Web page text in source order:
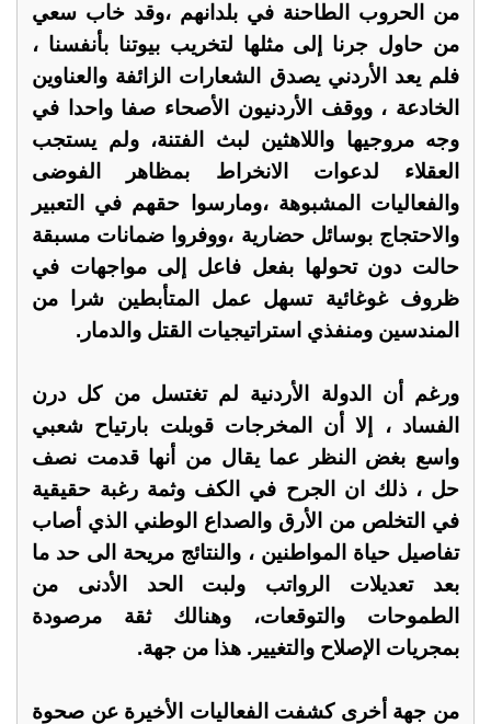
من الحروب الطاحنة في بلدانهم ،وقد خاب سعي
من حاول جرنا إلى مثلها لتخريب بيوتنا بأنفسنا ،
فلم يعد الأردني يصدق الشعارات الزائفة والعناوين
الخادعة ، ووقف الأردنيون الأصحاء صفا واحدا في
وجه مروجيها واللاهثين لبث الفتنة، ولم يستجب
العقلاء لدعوات الانخراط بمظاهر الفوضى
والفعاليات المشبوهة ،ومارسوا حقهم في التعبير
والاحتجاج بوسائل حضارية ،ووفروا ضمانات مسبقة
حالت دون تحولها بفعل فاعل إلى مواجهات في
ظروف غوغائية تسهل عمل المتأبطين شرا من
المندسين ومنفذي استراتيجيات القتل والدمار.
ورغم أن الدولة الأردنية لم تغتسل من كل درن
الفساد ، إلا أن المخرجات قوبلت بارتياح شعبي
واسع بغض النظر عما يقال من أنها قدمت نصف
حل ، ذلك ان الجرح في الكف وثمة رغبة حقيقية
في التخلص من الأرق والصداع الوطني الذي أصاب
تفاصيل حياة المواطنين ، والنتائج مريحة الى حد ما
بعد تعديلات الرواتب ولبت الحد الأدنى من
الطموحات والتوقعات، وهنالك ثقة مرصودة
بمجريات الإصلاح والتغيير. هذا من جهة.
من جهة أخرى كشفت الفعاليات الأخيرة عن صحوة